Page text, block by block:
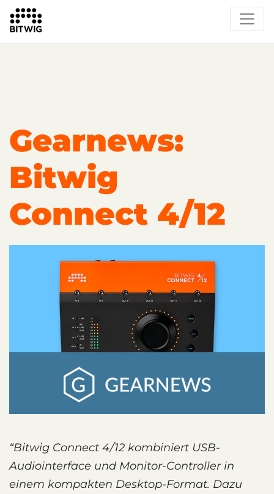
Overview
Events
Press
Gearnews:
Bitwig
Connect 4/12
“Bitwig Connect 4/12 kombiniert USB-
Audiointerface und Monitor-Controller in
einem kompakten Desktop-Format. Dazu